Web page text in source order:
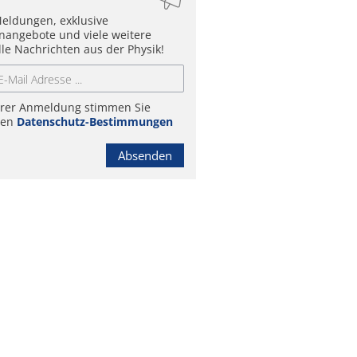
exklusive
und viele weitere
Nachrichten aus der Physik!
Anmeldung stimmen Sie
Datenschutz-Bestimmungen
Absenden